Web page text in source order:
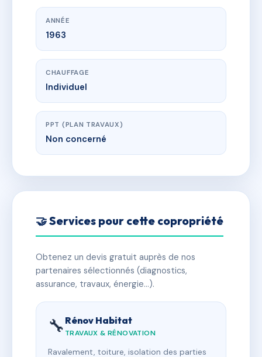
ANNÉE
1963
CHAUFFAGE
Individuel
PPT (PLAN TRAVAUX)
Non concerné
🤝 Services pour cette copropriété
Obtenez un devis gratuit auprès de nos
partenaires sélectionnés (diagnostics,
assurance, travaux, énergie…).
🔧 Rénov Habitat
TRAVAUX & RÉNOVATION
Ravalement, toiture, isolation des parties